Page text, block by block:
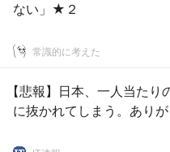
ない」★２
常識的に考えた
【悲報】日本、一人当たり
に抜かれてしまう。あり